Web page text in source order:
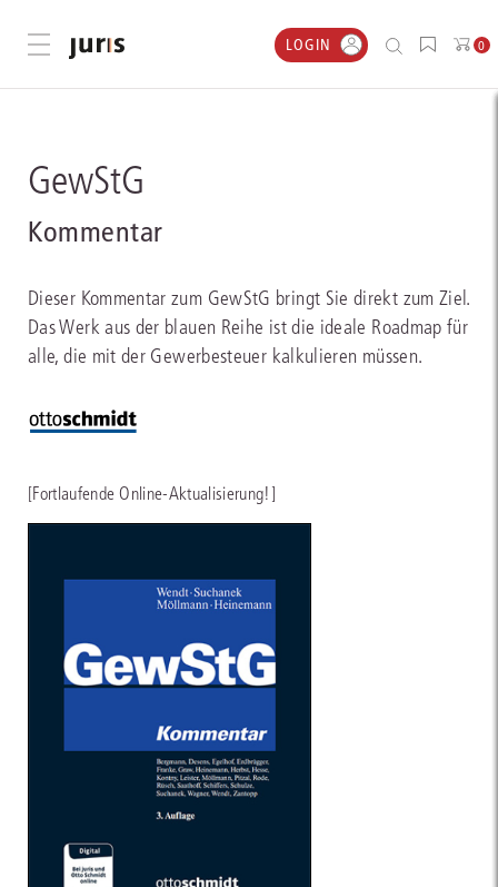
Menü öffnen LOGIN 0
GewStG
Kommentar
Dieser Kommentar zum GewStG bringt Sie direkt zum Ziel.
Das Werk aus der blauen Reihe ist die ideale Roadmap für
alle, die mit der Gewerbesteuer kalkulieren müssen.
[Fortlaufende Online-Aktualisierung!]